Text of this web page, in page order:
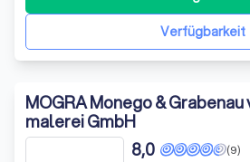
dieser Zeit habe ich viel Erfahrung
gemerkt: Das Handwerk ist meine
Verfügbarkeit
MOGRA Monego &
malerei GmbH
(9)
8,0